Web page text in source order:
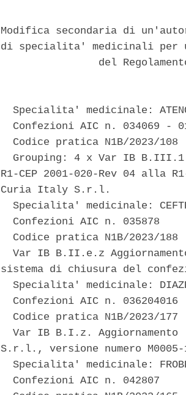
Modifica secondaria di
di specialita' medicinali per
del
Specialita' medicinale:
Confezioni AIC n. 034069 -
  Codice pratica N1B/2023/108
Grouping: 4 x Var IB
R1-CEP 2001-020-Rev 04 alla
Curia Italy S.r.l.
Specialita' medicinale:
  Confezioni AIC n. 035878
  Codice pratica N1B/2023/188
Var IB B.II.e.z
sistema di chiusura del
Specialita' medicinale:
  Confezioni AIC n. 036204016
  Codice pratica N1B/2023/177
Var IB B.I.z. Aggiornamento
S.r.l., versione numero
Specialita' medicinale:
  Confezioni AIC n. 042807